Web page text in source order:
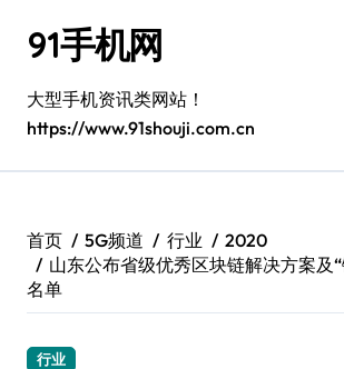
91手机网
大型手机资讯类网站！
https://www.91shouji.com.cn
首页 5G频道 行业
2020
山东公布省级优秀区块链解决方案及
名单
行业